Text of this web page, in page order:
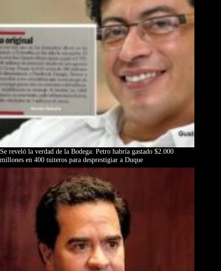
Se reveló la verdad de la Bodega: Petro habría gastado $2.000
millones en 400 tuiteros para desprestigiar a Duque